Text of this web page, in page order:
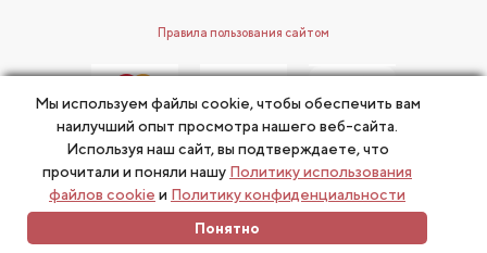
Правила пользования сайтом
© Т. Тойч, 2017
ИДЕАЛ-методТойча
Разработано
в «Две буквы»
Мы используем файлы cookie, чтобы обеспечить вам
наилучший опыт просмотра нашего веб-сайта.
Используя наш сайт, вы подтверждаете, что
прочитали и поняли нашу Политику использования
файлов cookie и Политику конфиденциальности
Понятно